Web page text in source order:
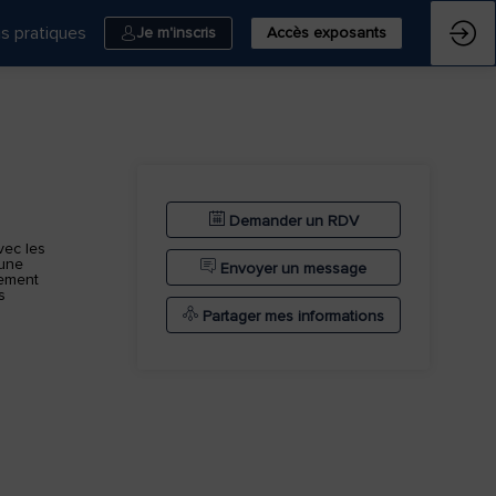
pratiques Je m'inscris Accès exposants
Demander un RDV
Envoyer un message
Partager mes informations
les